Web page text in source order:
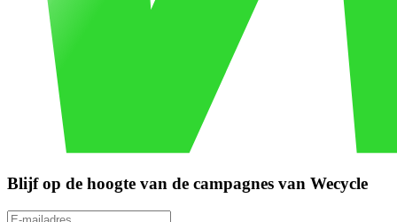
Blijf op de hoogte van de campagnes van Wecycle